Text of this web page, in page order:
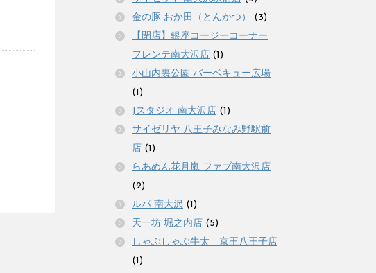
金の豚 おか田（とんかつ）
(3)
【閉店】銀座コージーコーナー
フレンテ南大沢店 (1)
小山内裏公園 バーベキュー広場
(1)
Jスタジオ 南大沢店 (1)
サイゼリヤ 八王子みなみ野駅前
店 (1)
らあめん花月嵐 ファブ南大沢店
(2)
ルパ 南大沢 (1)
天一坊 堀之内店 (5)
しゃぶしゃぶ牛太 京王八王子店
(1)